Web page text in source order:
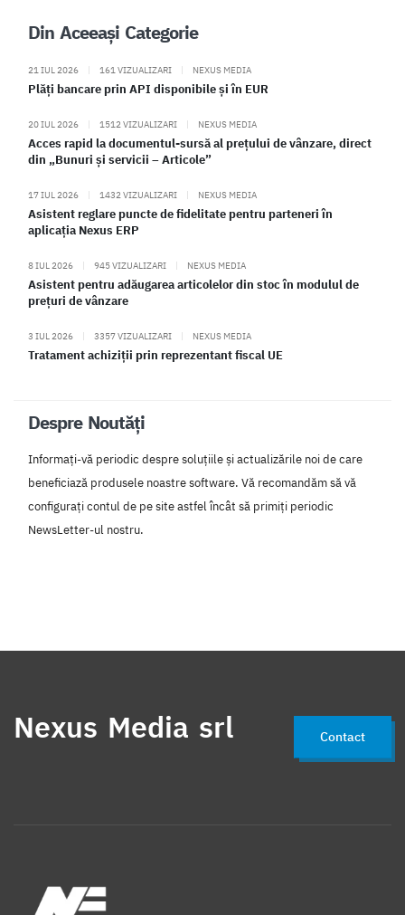
Din Aceeași Categorie
21 IUL 2026 | 161 VIZUALIZARI | NEXUS MEDIA
Plăți bancare prin API disponibile și în EUR
20 IUL 2026 | 1512 VIZUALIZARI | NEXUS MEDIA
Acces rapid la documentul-sursă al prețului de vânzare, direct
din „Bunuri și servicii – Articole”
17 IUL 2026 | 1432 VIZUALIZARI | NEXUS MEDIA
Asistent reglare puncte de fidelitate pentru parteneri în
aplicația Nexus ERP
8 IUL 2026 | 945 VIZUALIZARI | NEXUS MEDIA
Asistent pentru adăugarea articolelor din stoc în modulul de
prețuri de vânzare
3 IUL 2026 | 3357 VIZUALIZARI | NEXUS MEDIA
Tratament achiziții prin reprezentant fiscal UE
Despre Noutăți
Informați-vă periodic despre soluțiile și actualizările noi de care
beneficiază produsele noastre software. Vă recomandăm să vă
configurați contul de pe site astfel încât să primiți periodic
NewsLetter-ul nostru.
Nexus Media srl Contact